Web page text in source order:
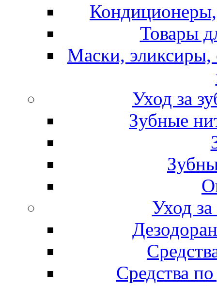
Кондиционеры,
Товары
Маски, эликсиры,
Уход за
Зубные
Уход
Средства